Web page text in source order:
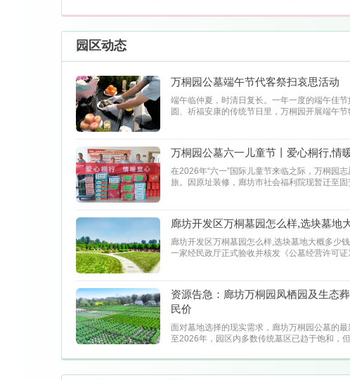
园区动态
万桐园公墓端午节代客祭扫哀思活动
端午临仲夏，时清日复长。一年一度的端午佳
圆、祈福安康的传统节日里，万桐园开展端午
万桐园公墓六一儿童节丨爱心桐行,情
在2026年“六一”国际儿童节来临之际，万桐园
旅。因原址装修，廊坊市社会福利院现暂迁至固
廊坊开发区万桐墓园怎么样,选块墓地
廊坊开发区万桐墓园怎么样,选块墓地大概多少
一家经民政厅正式验收并核发《公墓经营许可
资源告急：廊坊万桐园凤栖园及生态
民价
面对墓地选择的现实需求，廊坊万桐园公墓的
至2026年，园区内多数传统墓区已趋于饱和，